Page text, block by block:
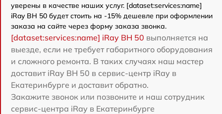
уверены в качестве наших услуг. [dataset:services:name]
iRay BH 50 будет стоить на -15% дешевле при оформлении
заказа на сайте через форму заказа звонка.
[dataset:services:name] iRay BH 50 выполняется на
выезде, если не требует габаритного оборудования
и сложного ремонта. В таких случаях наш мастер
доставит iRay BH 50 в сервис-центр iRay в
Екатеринбурге и доставит обратно.
Закажите звонок или позвоните и наш сотрудник
сервис-центра iRay в Екатеринбурге